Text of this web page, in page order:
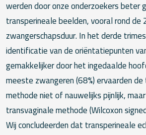
werden door onze onderzoekers beter
transperineale beelden, vooral rond de
zwangerschapsduur. In het derde
identificatie van de oriëntatiepunten
gemakkelijker door het ingedaalde
meeste zwangeren (68%) ervaarden
methode niet of nauwelijks pijnlijk,
transvaginale methode (Wilcoxon
Wij concludeerden dat transperineale